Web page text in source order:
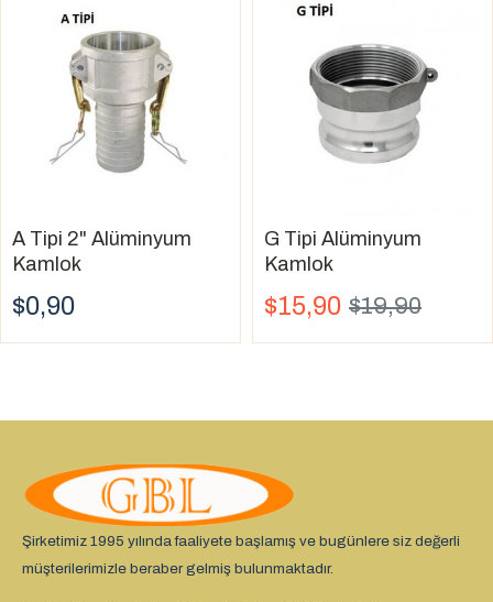
A Tipi 2" Alüminyum
Kamlok
$0,90
G Tipi Alüminyum
Kamlok
$15,90 $19,90
Şirketimiz 1995 yılında faaliyete başlamış ve bugünlere siz değerli
müşterilerimizle beraber gelmiş bulunmaktadır.